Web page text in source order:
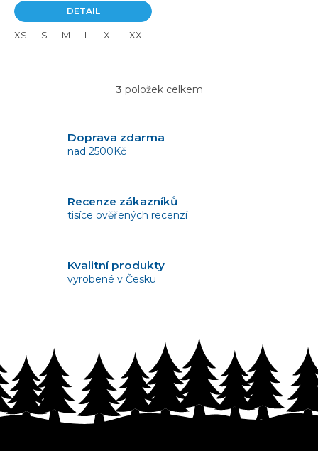
DETAIL
XS S M L XL XXL
O
á
p
r
v
3 položek celkem
Doprava zdarma
nad 2500Kč
Recenze zákazníků
tisíce ověřených recenzí
Kvalitní produkty
vyrobené v Česku
bez problémů do 14 dnů
Z